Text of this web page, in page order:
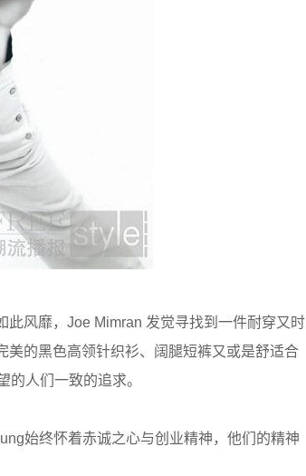
风靡，Joe Mimran 发觉寻找到一件耐穿又时
美的黑色高领针织衫、阔腿短裤又或是舒适合
人们一致的追求。
始终怀着赤诚之心与创业精神，他们的精神